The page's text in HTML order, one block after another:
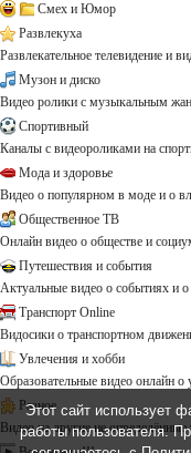
Смех и Юмор
Развлекуха
Развлекательное телевидение и
Музон и диско
Видео ролики с музыкальным
Спортивный
Каналы с видеороликами на
Мода и здоровье
Видео о популярном в моде и о
Общественное ТВ
Онлайн видео о обществе и
Путешествия и события
Актуальные видео о событиях и
Транспорт Online
Видосики о транспортном
Увлечения и хобби
Образовательные видео онлайн о
Разное
Видео на другие не
Этот сайт использует
работы пользователя.